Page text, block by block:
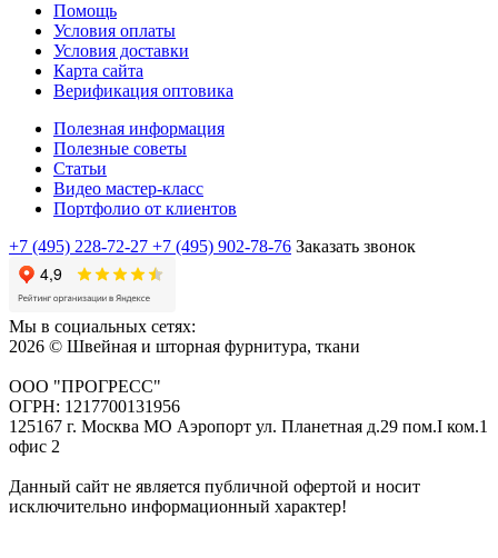
Помощь
Условия оплаты
Условия доставки
Карта сайта
Верификация оптовика
Полезная информация
Полезные советы
Статьи
Видео мастер-класс
Портфолио от клиентов
+7 (495) 228-72-27 +7 (495) 902-78-76 Заказать звонок
Мы в социальных сетях:
2026 © Швейная и шторная фурнитура, ткани
ООО "ПРОГРЕСС"
ОГРН: 1217700131956
125167 г. Москва МО Аэропорт ул. Планетная д.29 пом.I ком.1
офис 2
Данный сайт не является публичной офертой и носит
исключительно информационный характер!